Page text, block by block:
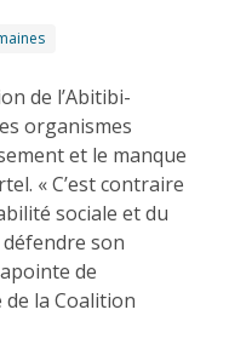
de l’Abitibi-
organismes
et le manque
« C’est contraire
sociale et du
son
de
la Coalition